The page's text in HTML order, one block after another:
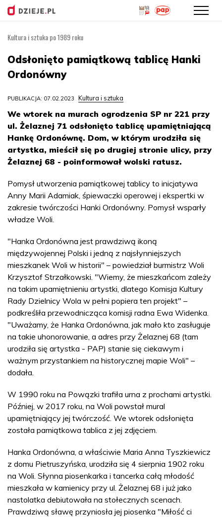
treści
Kultura i sztuka po 1989 roku
Odsłonięto pamiątkową tablicę Hanki
Ordonówny
PUBLIKACJA: 07.02.2023 Kultura i sztuka
We wtorek na murach ogrodzenia SP nr 221 przy
ul. Żelaznej 71 odsłonięto tablicę upamiętniającą
Hankę Ordonównę. Dom, w którym urodziła się
artystka, mieścił się po drugiej stronie ulicy, przy
Żelaznej 68 - poinformował wolski ratusz.
Pomysł utworzenia pamiątkowej tablicy to inicjatywa
Anny Marii Adamiak, śpiewaczki operowej i ekspertki w
zakresie twórczości Hanki Ordonówny. Pomysł wsparły
władze Woli.
"Hanka Ordonówna jest prawdziwą ikoną
międzywojennej Polski i jedną z najsłynniejszych
mieszkanek Woli w historii" – powiedział burmistrz Woli
Krzysztof Strzałkowski. "Wiemy, że mieszkańcom zależy
na takim upamiętnieniu artystki, dlatego Komisja Kultury
Rady Dzielnicy Wola w pełni popiera ten projekt" –
podkreśliła przewodnicząca komisji radna Ewa Widenka.
"Uważamy, że Hanka Ordonówna, jak mało kto zasługuje
na takie uhonorowanie, a adres przy Żelaznej 68 (tam
urodziła się artystka - PAP) stanie się ciekawym i
ważnym przystankiem na historycznej mapie Woli" –
dodała.
W 1990 roku na Powązki trafiła urna z prochami artystki.
Później, w 2017 roku, na Woli powstał mural
upamiętniający jej twórczość. We wtorek odsłonięta
została pamiątkowa tablica z jej zdjęciem.
Hanka Ordonówna, a właściwie Maria Anna Tyszkiewicz
z domu Pietruszyńska, urodziła się 4 sierpnia 1902 roku
na Woli. Słynna piosenkarka i tancerka całą młodość
mieszkała w kamienicy przy ul. Żelaznej 68 i już jako
nastolatka debiutowała na stołecznych scenach.
Prawdziwą sławę przyniosła jej piosenka "Miłość ci